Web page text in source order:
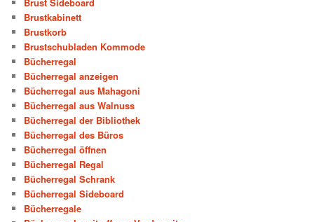
Brustkabinett
Brustkorb
Brustschubladen Kommode
Bücherregal
Bücherregal anzeigen
Bücherregal aus Mahagoni
Bücherregal aus Walnuss
Bücherregal der Bibliothek
Bücherregal des Büros
Bücherregal öffnen
Bücherregal Regal
Bücherregal Schrank
Bücherregal Sideboard
Bücherregale